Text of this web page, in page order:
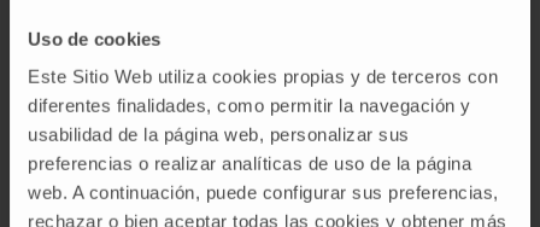
Uso de cookies
Este Sitio Web utiliza cookies propias y de terceros con
diferentes finalidades, como permitir la navegación y
usabilidad de la página web, personalizar sus
preferencias o realizar analíticas de uso de la página
web. A continuación, puede configurar sus preferencias,
rechazar o bien aceptar todas las cookies y obtener más
Si quiere conocer más nuestra investigación,
contacte con Cima Universidad de Navarra